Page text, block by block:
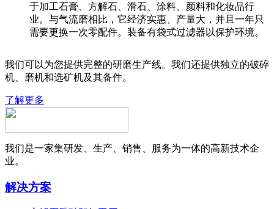
于加工石膏、方解石、滑石、涂料、颜料和化妆品行
业。与气流磨相比，它经济实惠、产量大，并且一年只
需要更换一次零配件。装备有袋式过滤器以保护环境。
我们可以为您提供完整的研磨生产线。我们还提供独立的破碎
机、磨机和选矿机及其备件。
了解更多
我们是一家集研发、生产、销售、服务为一体的高新技术企
业。
解决方案